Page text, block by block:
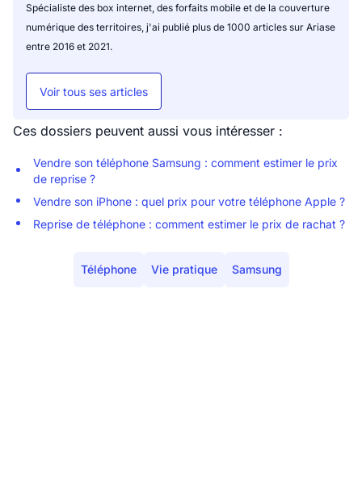
Spécialiste des box internet, des forfaits mobile et de la couverture
numérique des territoires, j'ai publié plus de 1000 articles sur Ariase
entre 2016 et 2021.
Voir tous ses articles
Ces dossiers peuvent aussi vous intéresser :
Vendre son téléphone Samsung : comment estimer le prix
de reprise ?
Vendre son iPhone : quel prix pour votre téléphone Apple ?
Reprise de téléphone : comment estimer le prix de rachat ?
Téléphone Vie pratique Samsung